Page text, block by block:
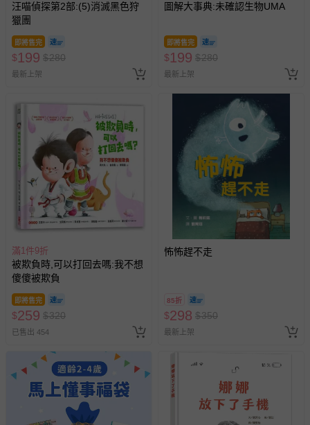
汪喵偵探第2部:(5)消滅黑色狩
獵團
即將售完
$199 $280
最新上架
圖解大事典:未確認生物UMA
即將售完
$199 $280
最新上架
滿1件9折
被欺負時,可以打回去嗎:我不想
傻傻被欺負
即將售完
$259 $320
已售出 454
怖怖趕不走
85折
$298 $350
最新上架